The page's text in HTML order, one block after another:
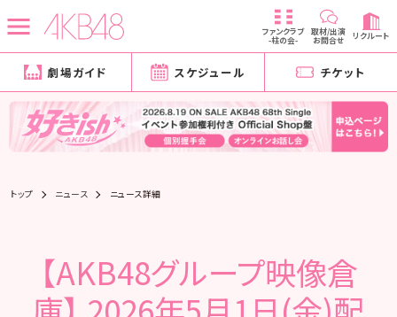
ファンクラブ
-柱の会-
取材/出演
お問合せ リクルート
劇場ガイド スケジュール チケット
トップ ニュース ニュース詳細
【AKB48グループ映像倉